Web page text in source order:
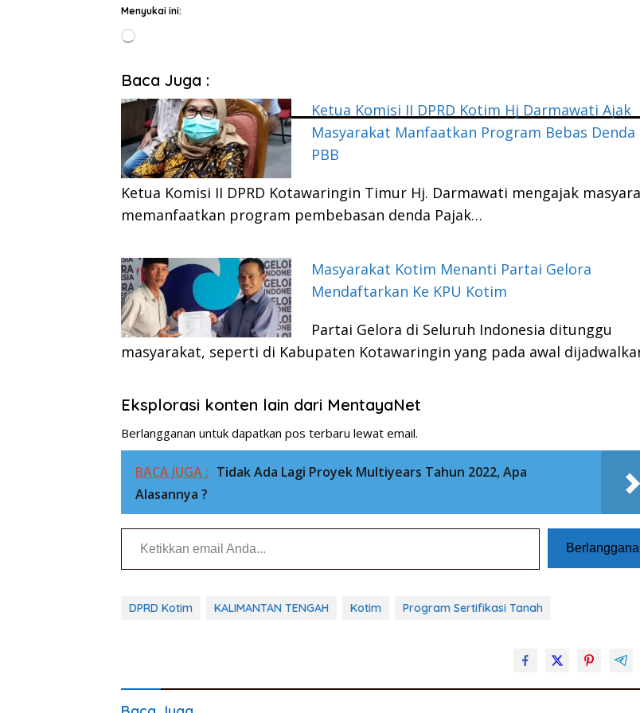
Menyukai ini:
Memuat...
Baca Juga :
Ketua Komisi II DPRD Kotim Hj Darmawati Ajak
Masyarakat Manfaatkan Program Bebas Denda
PBB
Ketua Komisi II DPRD Kotawaringin Timur Hj. Darmawati mengajak
memanfaatkan program pembebasan denda Pajak…
Masyarakat Kotim Menanti Partai Gelora
Mendaftarkan Ke KPU Kotim
Partai Gelora di Seluruh Indonesia ditunggu
masyarakat, seperti di Kabupaten Kotawaringin yang pada awal
Eksplorasi konten lain dari MentayaNet
Berlangganan untuk dapatkan pos terbaru lewat email.
BACA JUGA : Tidak Ada Lagi Proyek Multiyears Tahun 2022, Apa
Alasannya ?
Ketikkan email Anda...
DPRD Kotim KALIMANTAN TENGAH Kotim Program Sertifikasi Tanah